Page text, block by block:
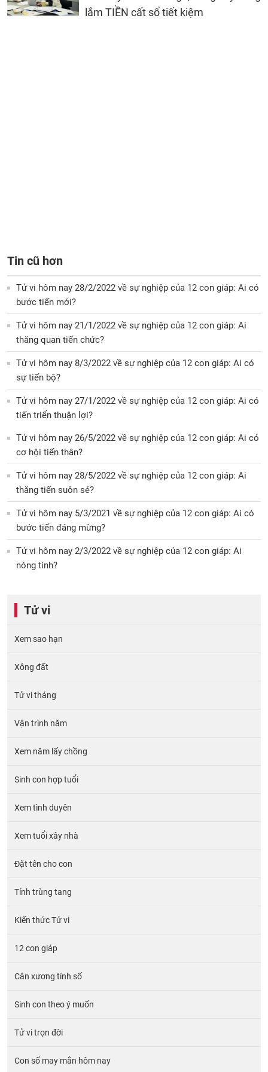
lắm TIỀN cất sổ tiết kiệm
Tin cũ hơn
Tử vi hôm nay 28/2/2022 về sự nghiệp của 12 con giáp: Ai có
bước tiến mới?
Tử vi hôm nay 21/1/2022 về sự nghiệp của 12 con giáp: Ai
thăng quan tiến chức?
Tử vi hôm nay 8/3/2022 về sự nghiệp của 12 con giáp: Ai có
sự tiến bộ?
Tử vi hôm nay 27/1/2022 về sự nghiệp của 12 con giáp: Ai có
tiến triển thuận lợi?
Tử vi hôm nay 26/5/2022 về sự nghiệp của 12 con giáp: Ai có
cơ hội tiến thân?
Tử vi hôm nay 28/5/2022 về sự nghiệp của 12 con giáp: Ai
thăng tiến suôn sẻ?
Tử vi hôm nay 5/3/2021 về sự nghiệp của 12 con giáp: Ai có
bước tiến đáng mừng?
Tử vi hôm nay 2/3/2022 về sự nghiệp của 12 con giáp: Ai
nóng tính?
Tử vi
Xem sao hạn
Xông đất
Tử vi tháng
Vận trình năm
Xem năm lấy chồng
Sinh con hợp tuổi
Xem tình duyên
Xem tuổi xây nhà
Đặt tên cho con
Tính trùng tang
Kiến thức Tử vi
12 con giáp
Cân xương tính số
Sinh con theo ý muốn
Tử vi trọn đời
Con số may mắn hôm nay